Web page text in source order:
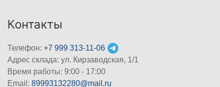
Контакты
Телефон: +7 999 313-11-06
Адрес склада: ул. Кирзаводская, 1/1
Время работы: 9:00 - 17:00
Email: 89993132280@mail.ru